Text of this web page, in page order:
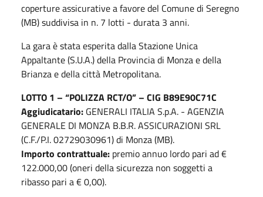
coperture assicurative a favore del Comune di Seregno
(MB) suddivisa in n. 7 lotti - durata 3 anni.
La gara è stata esperita dalla Stazione Unica
Appaltante (S.U.A.) della Provincia di Monza e della
Brianza e della città Metropolitana.
LOTTO 1 – “POLIZZA RCT/O” – CIG B89E90C71C
Aggiudicatario: GENERALI ITALIA S.p.A. - AGENZIA
GENERALE DI MONZA B.B.R. ASSICURAZIONI SRL
(C.F./P.I. 02729030961) di Monza (MB).
Importo contrattuale: premio annuo lordo pari ad €
122.000,00 (oneri della sicurezza non soggetti a
ribasso pari a € 0,00).